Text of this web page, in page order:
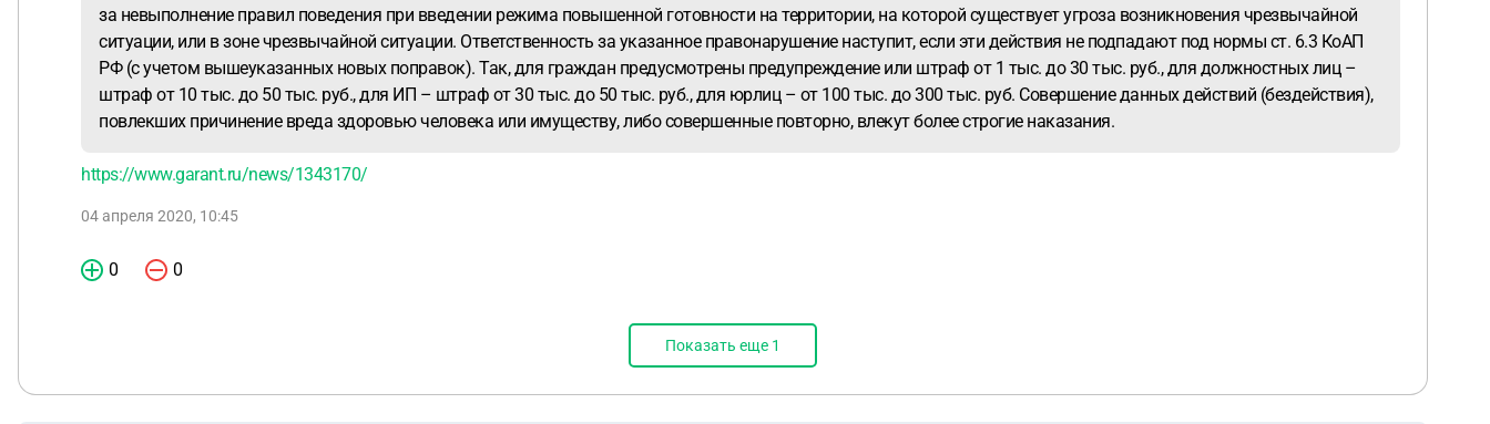
за невыполнение правил поведения при введении режима повышенной готовности на территории, на которой существует угроза возникновения чрезвычайной
ситуации, или в зоне чрезвычайной ситуации. Ответственность за указанное правонарушение наступит, если эти действия не подпадают под нормы ст. 6.3 КоАП
РФ (с учетом вышеуказанных новых поправок). Так, для граждан предусмотрены предупреждение или штраф от 1 тыс. до 30 тыс. руб., для должностных лиц –
штраф от 10 тыс. до 50 тыс. руб., для ИП – штраф от 30 тыс. до 50 тыс. руб., для юрлиц – от 100 тыс. до 300 тыс. руб. Совершение данных действий (бездействия),
повлекших причинение вреда здоровью человека или имуществу, либо совершенные повторно, влекут более строгие наказания.
https://www.garant.ru/news/1343170/
04 апреля 2020, 10:45
0 0
Показать еще 1